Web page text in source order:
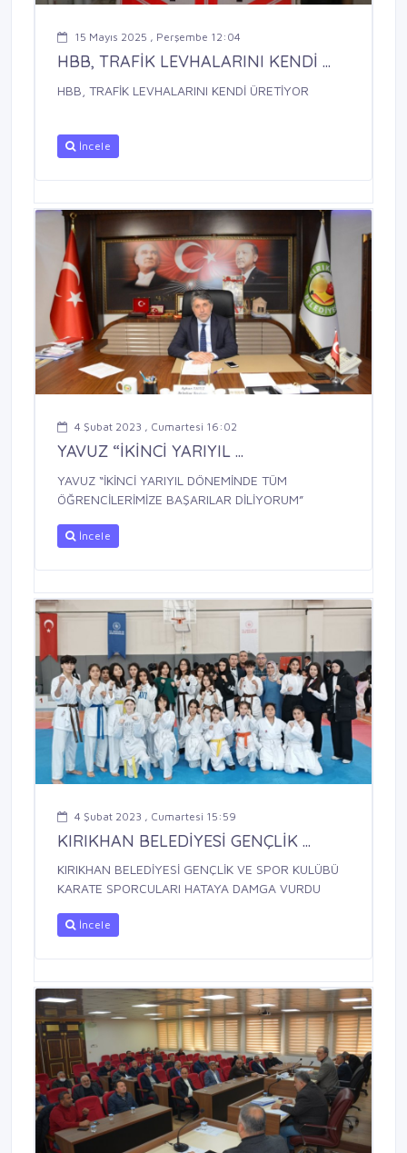
15 Mayıs 2025 , Perşembe 12:04
HBB, TRAFİK LEVHALARINI KENDİ ...
HBB, TRAFİK LEVHALARINI KENDİ ÜRETİYOR
İncele
4 Şubat 2023 , Cumartesi 16:02
YAVUZ “İKİNCİ YARIYIL ...
YAVUZ “İKİNCİ YARIYIL DÖNEMİNDE TÜM
ÖĞRENCİLERİMİZE BAŞARILAR DİLİYORUM”
İncele
4 Şubat 2023 , Cumartesi 15:59
KIRIKHAN BELEDİYESİ GENÇLİK ...
KIRIKHAN BELEDİYESİ GENÇLİK VE SPOR KULÜBÜ
KARATE SPORCULARI HATAYA DAMGA VURDU
İncele